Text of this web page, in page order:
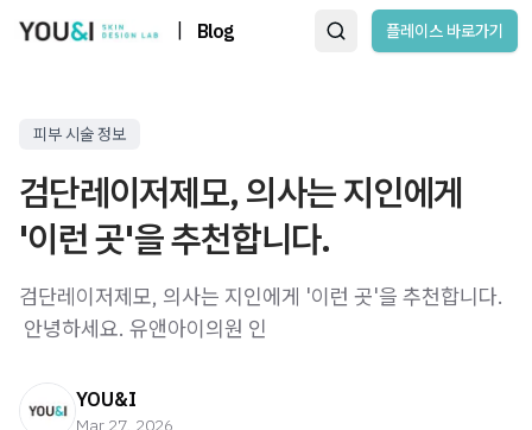
Blog 플레이스 바로가기
피부 시술 정보
검단레이저제모, 의사는 지인에게
'이런 곳'을 추천합니다.
검단레이저제모, 의사는 지인에게 '이런 곳'을 추천합니다.
​ 안녕하세요. 유앤아이의원 인
YOU&I
Mar 27, 2026